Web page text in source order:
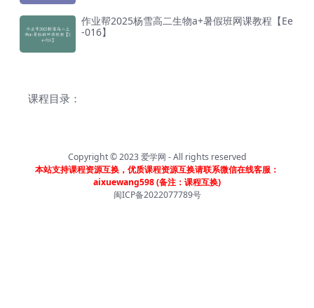
作业帮2025杨雪高二生物a+暑假班网课教程【Ee
-016】
课程目录：
Copyright © 2023爱学网 - All rights reserved
本站支持课程资源互换，优质课程资源互换请联系微信在线客服：
aixuewang598 (备注：课程互换)
闽ICP备2022077789号